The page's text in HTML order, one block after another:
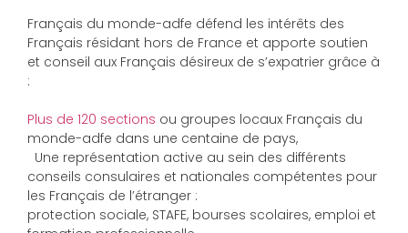
Français du monde-adfe défend les intérêts des
Français résidant hors de France et apporte soutien
et conseil aux Français désireux de s’expatrier grâce à
:
Plus de 120 sections ou groupes locaux Français du
monde-adfe dans une centaine de pays,
Une représentation active au sein des différents
conseils consulaires et nationales compétentes pour
les Français de l’étranger :
protection sociale, STAFE, bourses scolaires, emploi et